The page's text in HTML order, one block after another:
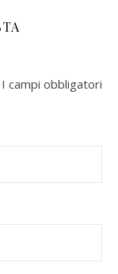
I campi obbligatori